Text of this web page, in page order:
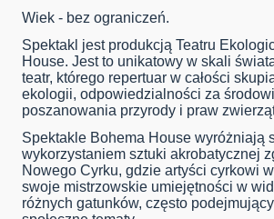
Wiek - bez ograniczeń.
Spektakl jest produkcją Teatru
House. Jest to unikatowy w skali
teatr, którego repertuar w całości
ekologii, odpowiedzialności za
poszanowania przyrody i praw
Spektakle Bohema House wyróżniają
wykorzystaniem sztuki akrobatycznej
Nowego Cyrku, gdzie artyści cyrkowi
swoje mistrzowskie umiejętności w
różnych gatunków, często